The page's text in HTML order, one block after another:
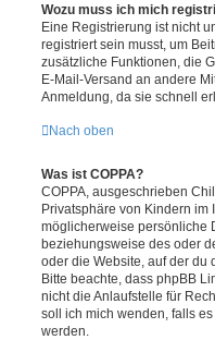
Wozu muss ich mich
Eine Registrierung ist nicht
registriert sein musst, um
zusätzliche Funktionen, die
E-Mail-Versand an andere
Anmeldung, da sie schnell
Nach oben
Was ist COPPA?
COPPA, ausgeschrieben
Privatsphäre von Kindern im
möglicherweise persönliche
beziehungsweise des oder
oder die Website, auf der du
Bitte beachte, dass phpBB
nicht die Anlaufstelle für
soll ich mich wenden, falls
werden.